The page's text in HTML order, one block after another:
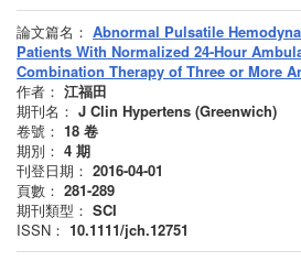
論文篇名： Abnormal Pulsatile
Patients With Normalized 24-Hour
Combination Therapy of Three or More
作者： 江福田
期刊名： J Clin Hypertens (Greenwich)
卷號： 18 卷
期別： 4 期
刊登日期： 2016-04-01
頁數： 281-289
期刊類型： SCI
ISSN： 10.1111/jch.12751